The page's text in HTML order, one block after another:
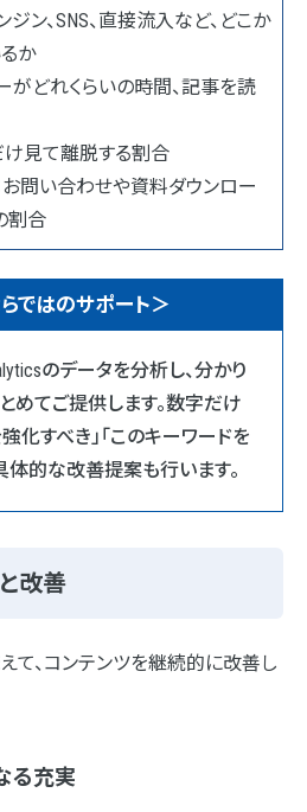
ン、SNS、直接流入など、どこか
か
がどれくらいの時間、記事を読
け見て離脱する割合
お問い合わせや資料ダウンロー
割合
ではのサポート＞
のデータを分析し、分かり
めてご提供します。数字だけ
化すべき」「このキーワードを
体的な改善提案も行います。
改善
て、コンテンツを継続的に改善し
る充実